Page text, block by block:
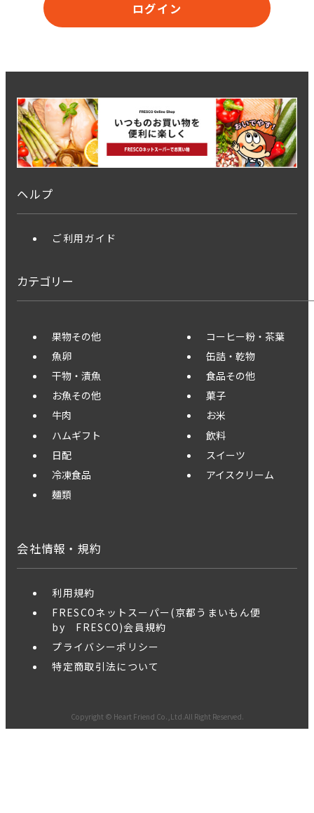
ログイン
ヘルプ
ご利用ガイド
カテゴリー
果物その他
魚卵
干物・漬魚
お魚その他
牛肉
ハムギフト
日配
冷凍食品
麺類
コーヒー粉・茶葉
缶詰・乾物
食品その他
菓子
お米
飲料
スイーツ
アイスクリーム
会社情報・規約
利用規約
FRESCOネットスーパー(京都うまいもん便
by FRESCO)会員規約
プライバシーポリシー
特定商取引法について
Copyright © Heart Friend Co.,Ltd.All Right Reserved.